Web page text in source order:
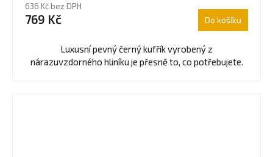
636 Kč bez DPH
769 Kč Do košíku
Luxusní pevný černý kufřík vyrobený z
nárazuvzdorného hliníku je přesně to, co potřebujete.